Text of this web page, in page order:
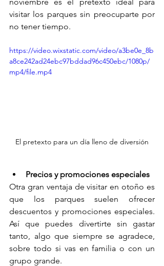
visitar los parques sin preocuparte por
no tener tiempo.
https://video.wixstatic.com/video/a3be0e_8b
a8ce242ad24ebc97bddad96c450ebc/1080p/
mp4/file.mp4
El pretexto para un día lleno de diversión
Precios y promociones especiales
Otra gran ventaja de visitar en otoño es
que los parques suelen ofrecer
descuentos y promociones especiales.
Así que puedes divertirte sin gastar
tanto, algo que siempre se agradece,
sobre todo si vas en familia o con un
grupo grande.